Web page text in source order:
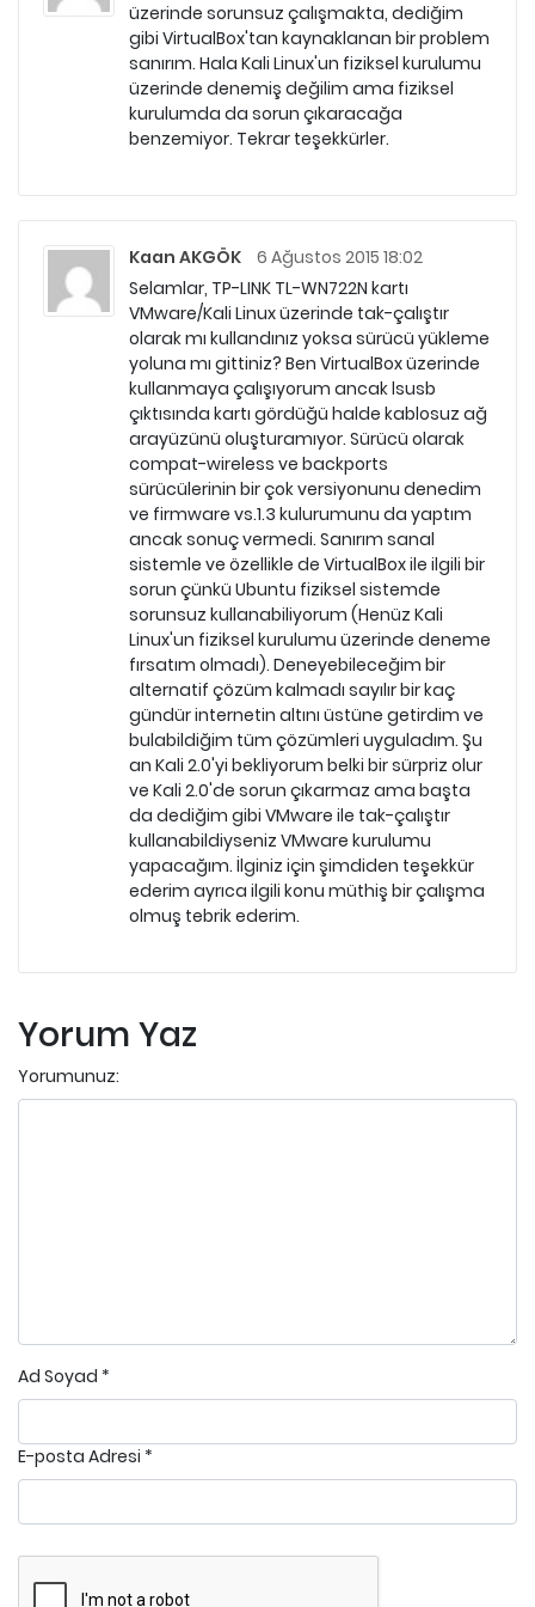
üzerinde sorunsuz çalışmakta, dediğim
gibi VirtualBox'tan kaynaklanan bir problem
sanırım. Hala Kali Linux'un fiziksel kurulumu
üzerinde denemiş değilim ama fiziksel
kurulumda da sorun çıkaracağa
benzemiyor. Tekrar teşekkürler.
Kaan AKGÖK
6 Ağustos 2015 18:02
Selamlar, TP-LINK TL-WN722N kartı
VMware/Kali Linux üzerinde tak-çalıştır
olarak mı kullandınız yoksa sürücü yükleme
yoluna mı gittiniz? Ben VirtualBox üzerinde
kullanmaya çalışıyorum ancak lsusb
çıktısında kartı gördüğü halde kablosuz ağ
arayüzünü oluşturamıyor. Sürücü olarak
compat-wireless ve backports
sürücülerinin bir çok versiyonunu denedim
ve firmware vs.1.3 kulurumunu da yaptım
ancak sonuç vermedi. Sanırım sanal
sistemle ve özellikle de VirtualBox ile ilgili bir
sorun çünkü Ubuntu fiziksel sistemde
sorunsuz kullanabiliyorum (Henüz Kali
Linux'un fiziksel kurulumu üzerinde deneme
fırsatım olmadı). Deneyebileceğim bir
alternatif çözüm kalmadı sayılır bir kaç
gündür internetin altını üstüne getirdim ve
bulabildiğim tüm çözümleri uyguladım. Şu
an Kali 2.0'yi bekliyorum belki bir sürpriz olur
ve Kali 2.0'de sorun çıkarmaz ama başta
da dediğim gibi VMware ile tak-çalıştır
kullanabildiyseniz VMware kurulumu
yapacağım. İlginiz için şimdiden teşekkür
ederim ayrıca ilgili konu müthiş bir çalışma
olmuş tebrik ederim.
Yorum Yaz
Yorumunuz:
Ad Soyad *
E-posta Adresi *